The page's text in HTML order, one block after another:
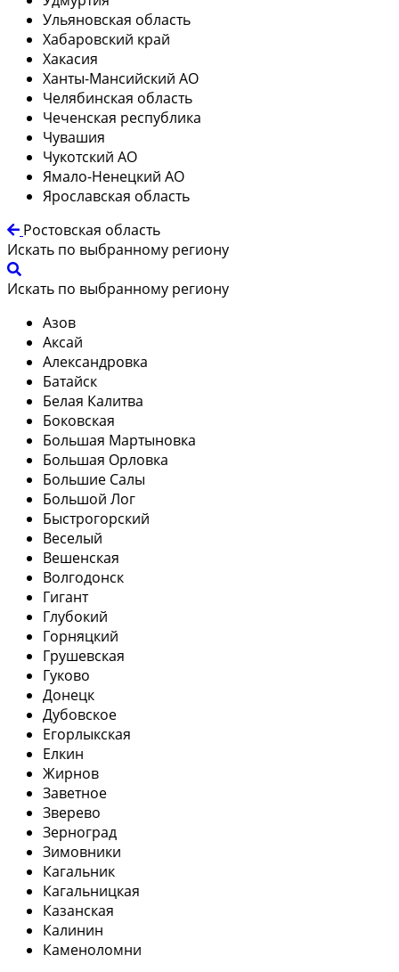
Ульяновская область
Хабаровский край
Хакасия
Ханты-Мансийский АО
Челябинская область
Чеченская республика
Чувашия
Чукотский АО
Ямало-Ненецкий АО
Ярославская область
Ростовская область
Искать по выбранному региону
Искать по выбранному региону
Азов
Аксай
Александровка
Батайск
Белая Калитва
Боковская
Большая Мартыновка
Большая Орловка
Большие Салы
Большой Лог
Быстрогорский
Веселый
Вешенская
Волгодонск
Гигант
Глубокий
Горняцкий
Грушевская
Гуково
Донецк
Дубовское
Егорлыкская
Елкин
Жирнов
Заветное
Зверево
Зерноград
Зимовники
Кагальник
Кагальницкая
Казанская
Калинин
Каменоломни